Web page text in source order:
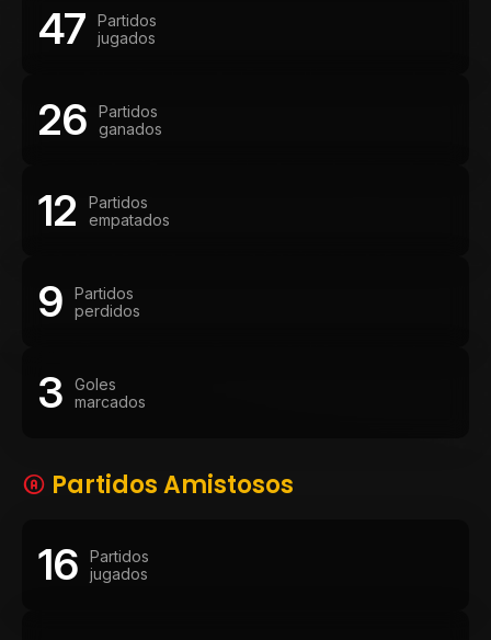
47
Partidos
jugados
26
Partidos
ganados
12
Partidos
empatados
9
Partidos
perdidos
3
Goles
marcados
Partidos Amistosos
16
Partidos
jugados